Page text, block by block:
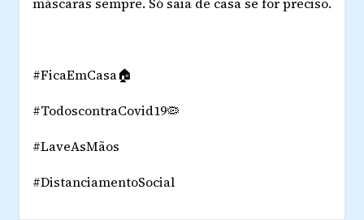
#FicaEmCasa🏠
#TodoscontraCovid19🦠
#LaveAsMãos
#DistanciamentoSocial